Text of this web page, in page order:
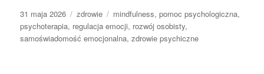
Data
publikacji
31 maja 2026 Kategorie
zdrowie Tagi
mindfulness,pomoc psychologiczna,
psychoterapia, regulacja emocji, rozwój osobisty,
samoświadomość emocjonalna,zdrowie psychiczne